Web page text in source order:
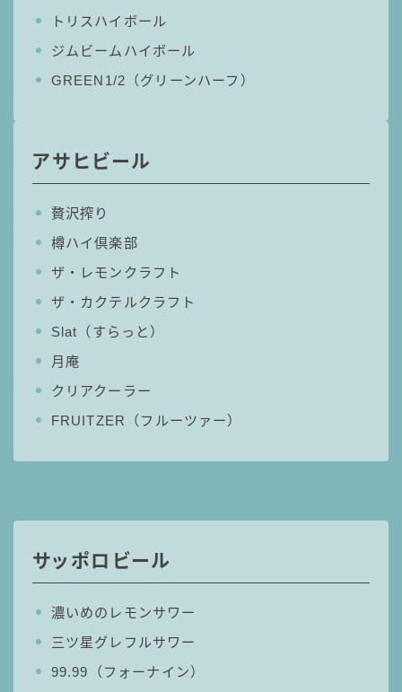
トリスハイボール
ジムビームハイボール
GREEN1/2（グリーンハーフ）
アサヒビール
贅沢搾り
樽ハイ倶楽部
ザ・レモンクラフト
ザ・カクテルクラフト
Slat（すらっと）
月庵
クリアクーラー
FRUITZER（フルーツァー）
サッポロビール
濃いめのレモンサワー
三ツ星グレフルサワー
99.99（フォーナイン）